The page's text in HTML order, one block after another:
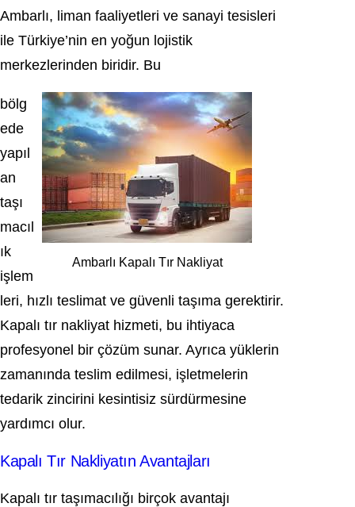
Ambarlı, liman faaliyetleri ve sanayi tesisleri
ile Türkiye’nin en yoğun lojistik
merkezlerinden biridir. Bu
Ambarlı Kapalı Tır Nakliyat
bölg
ede
yapıl
an
taşı
macıl
ık
işlem
leri, hızlı teslimat ve güvenli taşıma gerektirir.
Kapalı tır nakliyat hizmeti, bu ihtiyaca
profesyonel bir çözüm sunar. Ayrıca yüklerin
zamanında teslim edilmesi, işletmelerin
tedarik zincirini kesintisiz sürdürmesine
yardımcı olur.
Kapalı Tır Nakliyatın Avantajları
Kapalı tır taşımacılığı birçok avantajı